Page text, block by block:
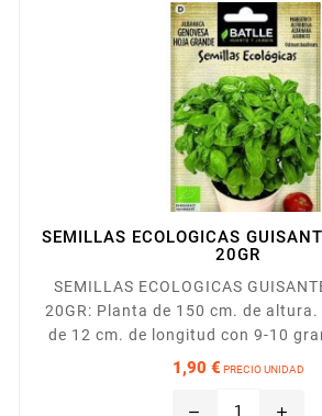
SEMILLAS ECOLOGICAS
20GR
SEMILLAS ECOLOGICAS
20GR: Planta de 150 cm. de
de 12 cm. de longitud con 9-10
rugosos. Rústica y productiva,
1,90 € PRECIO UNIDAD
remove add